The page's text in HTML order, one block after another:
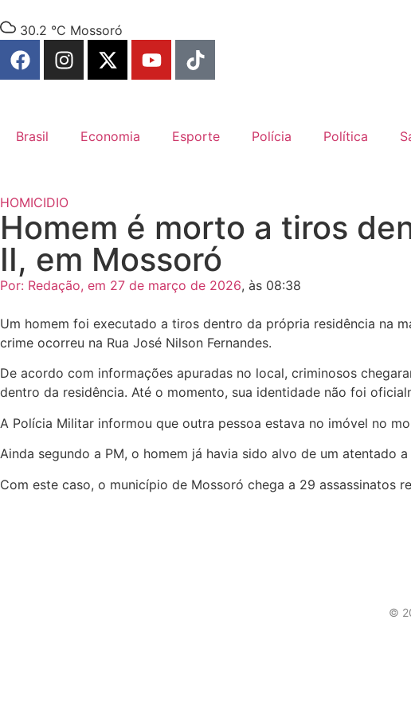
30.2 °C Mossoró
Brasil Economia Esporte Polícia Política
HOMICIDIO
Homem é morto a tiros
II, em Mossoró
Por: Redação, em 27 de março de 2026, às 08:38
Um homem foi executado a tiros dentro da própria residência na
crime ocorreu na Rua José Nilson Fernandes.
De acordo com informações apuradas no local, criminosos
dentro da residência. Até o momento, sua identidade não foi
A Polícia Militar informou que outra pessoa estava no imóvel no
Ainda segundo a PM, o homem já havia sido alvo de um atentado
Com este caso, o município de Mossoró chega a 29 assassinatos
©